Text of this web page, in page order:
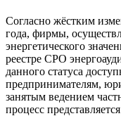
Согласно жёстким
года, фирмы,
энергетического
реестре СРО
данного статуса
предпринимателям,
занятым ведением
процесс